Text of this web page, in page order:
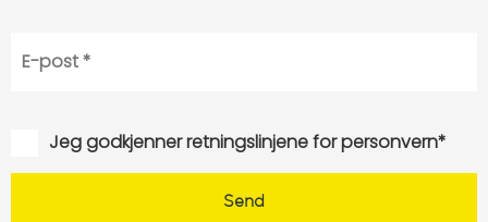
Jeg godkjenner retningslinjene for personvern*